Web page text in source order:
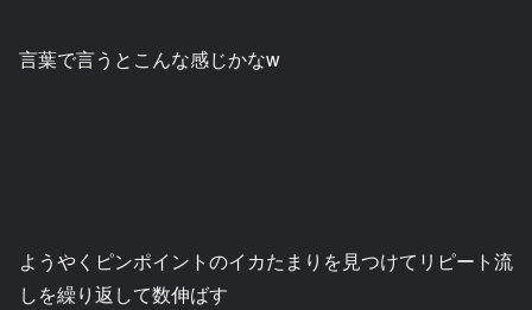
言葉で言うとこんな感じかなw
ようやくピンポイントのイカたまりを見つけてリピート流
しを繰り返して数伸ばす